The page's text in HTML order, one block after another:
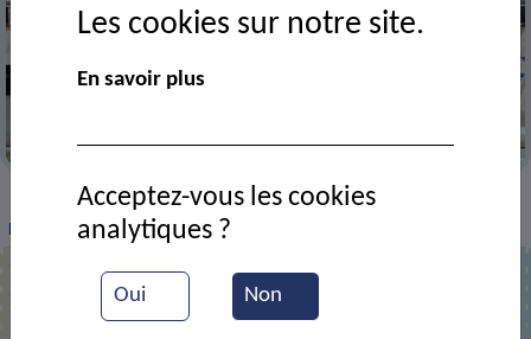
> VIE MUNICIPALE > Ressources documentaires
Délibérations du conseil municipal du 12-02-2024
Délibérations du conseil municipal du
Les cookies sur notre site.
En savoir plus
Oui Non
Acceptez-vous les cookies
analytiques ?